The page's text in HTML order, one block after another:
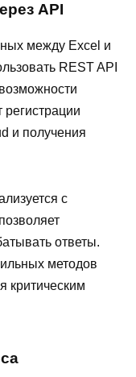
API
между Excel и
REST API
регистрации
и получения
с
ответы.
методов
критическим